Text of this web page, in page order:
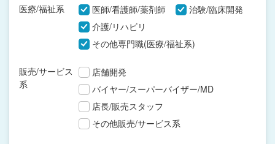
医療/福祉系 医師/看護師/薬剤師
治験/臨床開発
介護/リハビリ
その他専門職(医療/福祉系)
販売/サービス
系
店舗開発
バイヤー/スーパーバイザー/MD
店長/販売スタッフ
その他販売/サービス系